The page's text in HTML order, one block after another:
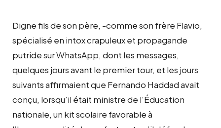
Digne fils de son père, -comme son frère Flavio,
spécialisé en intox crapuleux et propagande
putride sur WhatsApp, dont les messages,
quelques jours avant le premier tour, et les jours
suivants affirmaient que Fernando Haddad avait
conçu, lorsqu’il était ministre de l’Éducation
nationale, un kit scolaire favorable à